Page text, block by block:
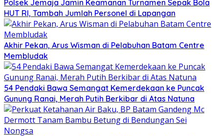
Polsek Jemaja Jamin Keamanan Turnamen Sepak Bola
HUT RI, Tambah Jumlah Personel di Lapangan
Akhir Pekan, Arus Wisman di Pelabuhan Batam Centre
Membludak
54 Pendaki Bawa Semangat Kemerdekaan ke Puncak
Gunung Ranai, Merah Putih Berkibar di Atas Natuna